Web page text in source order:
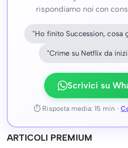
rispondiamo noi con
"Ho finito Succession, cosa
"Crime su Netflix da
Scrivici su
⏱ Risposta media: 15 min ·
ARTICOLI PREMIUM